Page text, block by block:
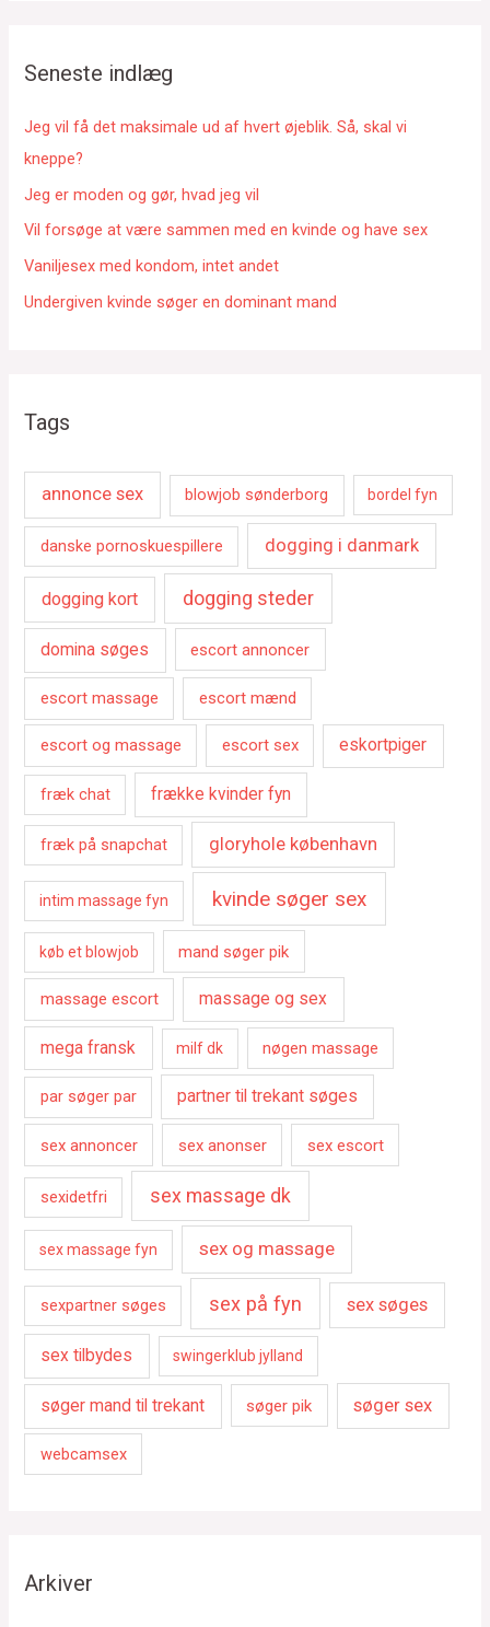
f
e
r
Seneste indlæg
Jeg vil få det maksimale ud af hvert øjeblik. Så, skal vi
kneppe?
Jeg er moden og gør, hvad jeg vil
Vil forsøge at være sammen med en kvinde og have sex
Vaniljesex med kondom, intet andet
Undergiven kvinde søger en dominant mand
Tags
annonce sex blowjob sønderborg bordel fyn
danske pornoskuespillere dogging i danmark
dogging kort dogging steder
domina søges escort annoncer
escort massage escort mænd
escort og massage escort sex eskortpiger
fræk chat frække kvinder fyn
fræk på snapchat gloryhole københavn
intim massage fyn kvinde søger sex
køb et blowjob mand søger pik
massage escort massage og sex
mega fransk milf dk nøgen massage
par søger par partner til trekant søges
sex annoncer sex anonser sex escort
sexidetfri sex massage dk
sex massage fyn sex og massage
sexpartner søges sex på fyn sex søges
sex tilbydes swingerklub jylland
søger mand til trekant søger pik søger sex
webcamsex
Arkiver